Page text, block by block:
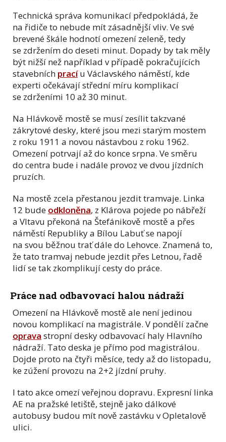
Technická správa komunikací předpokládá, že
na řidiče to nebude mít zásadnější vliv. Ve své
brevené škále hodnotí omezení zeleně, tedy
se zdržením do deseti minut. Dopady by tak měly
být nižší než například v případě pokračujících
stavebních pracíu Václavského náměstí, kde
experti očekávají střední míru komplikací
se zdrženími 10 až 30 minut.
Na Hlávkově mostě se musí zesílit takzvané
zákrytové desky, které jsou mezi starým mostem
z roku 1911 a novou nástavbou z roku 1962.
Omezení potrvají až do konce srpna. Ve směru
do centra bude i nadále provoz ve dvou jízdních
pruzích.
Na mostě zcela přestanou jezdit tramvaje. Linka
12 bude odkloněna, z Klárova pojede po nábřeží
a Vltavu překoná na Štefánikově mostě a přes
náměstí Republiky a Bílou Labuť se napojí
na svou běžnou trať dále do Lehovce. Znamená to,
že tato tramvaj nebude jezdit přes Letnou, řadě
lidí se tak zkomplikují cesty do práce.
Práce nad odbavovací halou nádraží
Omezení na Hlávkově mostě ale není jedinou
novou komplikací na magistrále. V pondělí začne
oprava stropní desky odbavovací haly Hlavního
nádraží. Tato deska je přímo pod magistrálou.
Dojde proto na čtyři měsíce, tedy až do listopadu,
ke zúžení provozu na 2+2 jízdní pruhy.
I tato akce omezí veřejnou dopravu. Expresní linka
AE na pražské letiště, stejně jako dálkové
autobusy budou mít nově zastávku v Opletalově
ulici.